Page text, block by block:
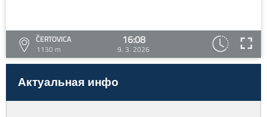
ČERTOVICA
1130 m
16:08
9. 3. 2026
Актуальная инфо